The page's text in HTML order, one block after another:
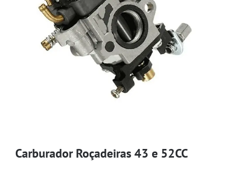
Carburador Roçadeiras 43 e 52CC